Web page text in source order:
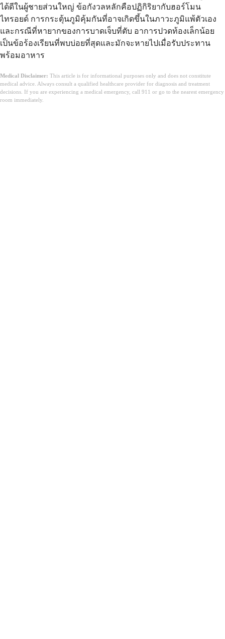
ได้ดีในผู้ชายส่วนใหญ่ ข้อกังวลหลักคือปฏิกิริยากับฮอร์โมน
ไทรอยด์ การกระตุ้นภูมิคุ้มกันที่อาจเกิดขึ้นในภาวะภูมิแพ้ตัวเอง
และกรณีที่หายากของการบาดเจ็บที่ตับ อาการปวดท้องเล็กน้อย
เป็นข้อร้องเรียนที่พบบ่อยที่สุดและมักจะหายไปเมื่อรับประทาน
พร้อมอาหาร
Medical Disclaimer: This article is for informational purposes only and does not constitute
medical advice. Always consult a qualified healthcare provider for diagnosis and treatment
decisions. If you are experiencing a medical emergency, call 911 or go to the nearest emergency
room immediately.